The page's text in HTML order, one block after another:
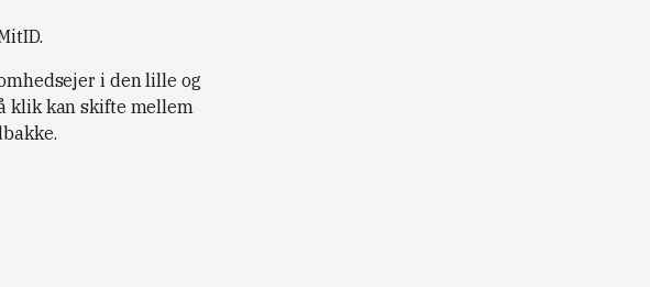
i den lille og
klik kan skifte mellem